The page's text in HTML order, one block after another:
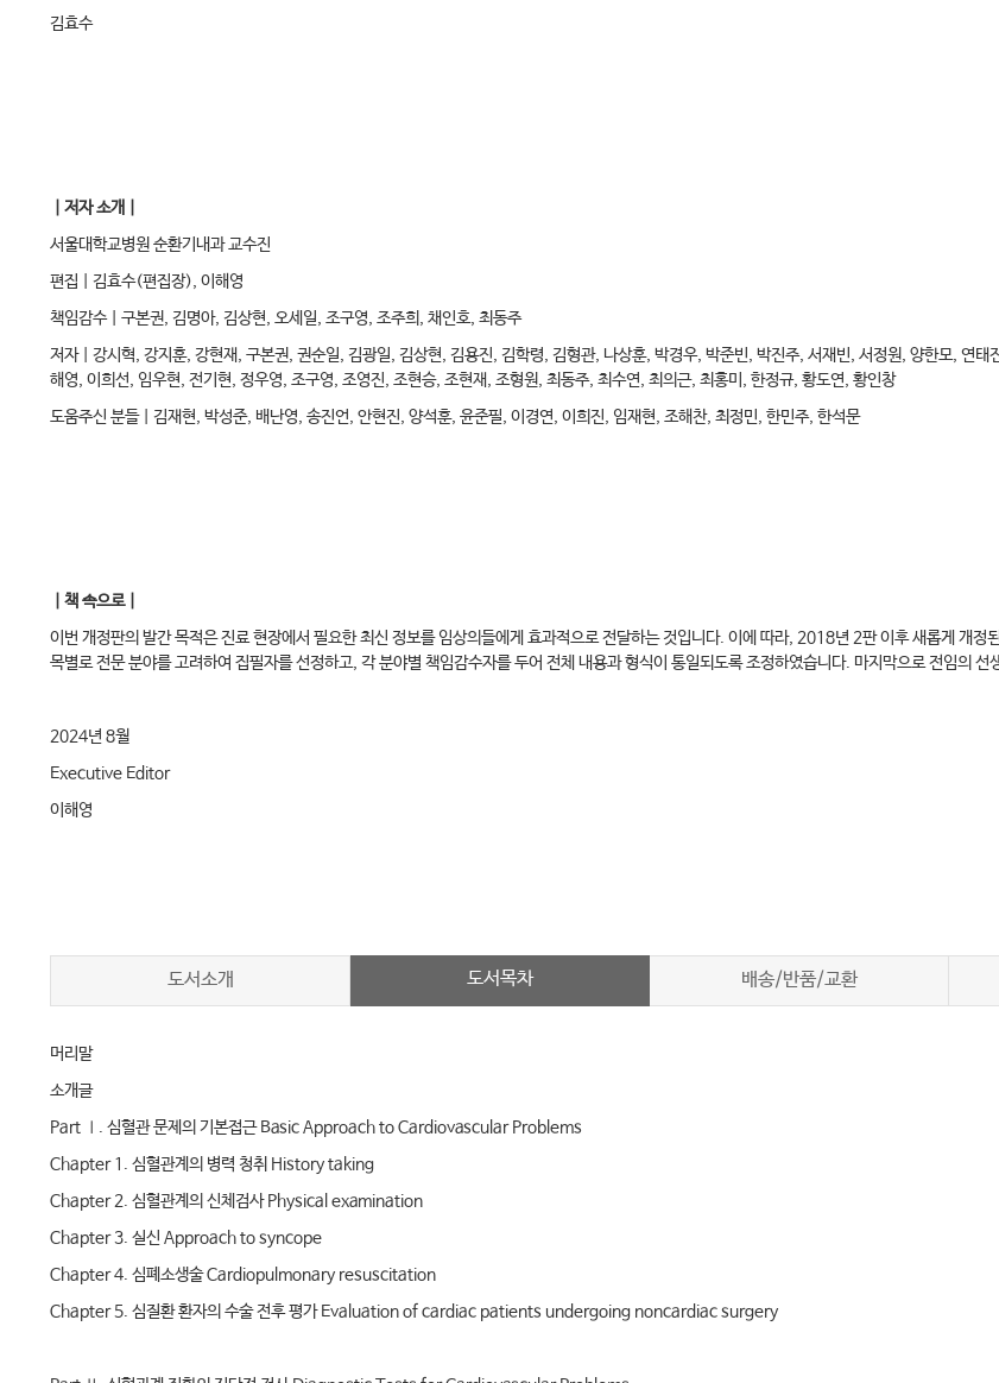
김효수
｜저자 소개｜
서울대학교병원 순환기내과 교수진
편집 | 김효수(편집장), 이해영
책임감수 | 구본권, 김명아, 김상현, 오세일, 조구영, 조주희, 채인호, 최동주
저자 | 강시혁, 강지훈, 강현재, 구본권, 권순일, 김광일, 김상현, 김용진, 김학령, 김형관, 나상훈, 박경우, 박준빈, 박진주, 서재빈, 서정원, 양한모, 연
해영, 이희선, 임우현, 전기현, 정우영, 조구영, 조영진, 조현승, 조현재, 조형원, 최동주, 최수연, 최의근, 최홍미, 한정규, 황도연, 황인창
도움주신 분들 | 김재현, 박성준, 배난영, 송진언, 안현진, 양석훈, 윤준필, 이경연, 이희진, 임재현, 조해찬, 최정민, 한민주, 한석문
｜책 속으로｜
이번 개정판의 발간 목적은 진료 현장에서 필요한 최신 정보를 임상의들에게 효과적으로 전달하는 것입니다. 이에 따라, 2018년 2판 이후 새롭게 개
목별로 전문 분야를 고려하여 집필자를 선정하고, 각 분야별 책임감수자를 두어 전체 내용과 형식이 통일되도록 조정하였습니다. 마지막으로 전임의
2024년 8월
Executive Editor
이해영
도서소개 도서목차 배송/반품/교환
머리말
소개글
Part Ⅰ. 심혈관 문제의 기본접근 Basic Approach to Cardiovascular Problems
Chapter 1. 심혈관계의 병력 청취 History taking
Chapter 2. 심혈관계의 신체검사 Physical examination
Chapter 3. 실신 Approach to syncope
Chapter 4. 심폐소생술 Cardiopulmonary resuscitation
Chapter 5. 심질환 환자의 수술 전후 평가 Evaluation of cardiac patients undergoing noncardiac surgery